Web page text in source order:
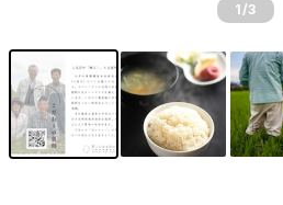
1 /3